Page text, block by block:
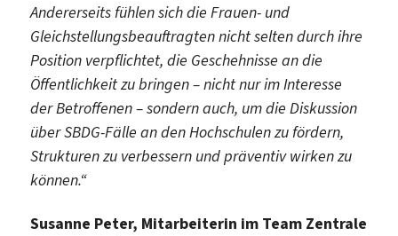
Andererseits fühlen sich die Frauen- und
Gleichstellungsbeauftragten nicht selten durch ihre
Position verpflichtet, die Geschehnisse an die
Öffentlichkeit zu bringen – nicht nur im Interesse
der Betroffenen – sondern auch, um die Diskussion
über SBDG-Fälle an den Hochschulen zu fördern,
Strukturen zu verbessern und präventiv wirken zu
können.“
Susanne Peter, Mitarbeiterin im Team Zentrale